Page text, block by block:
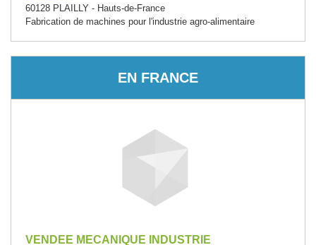
60128 PLAILLY - Hauts-de-France
Fabrication de machines pour l'industrie agro-alimentaire
EN FRANCE
VENDEE MECANIQUE INDUSTRIE